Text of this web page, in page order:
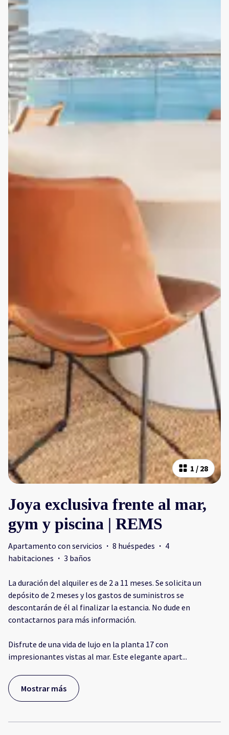
1 / 28
Joya exclusiva frente al mar,
gym y piscina | REMS
Apartamento con servicios · 8 huéspedes · 4
habitaciones · 3 baños
La duración del alquiler es de 2 a 11 meses. Se solicita un
depósito de 2 meses y los gastos de suministros se
descontarán de él al finalizar la estancia. No dude en
contactarnos para más información.
Disfrute de una vida de lujo en la planta 17 con
impresionantes vistas al mar. Este elegante apart...
Mostrar más